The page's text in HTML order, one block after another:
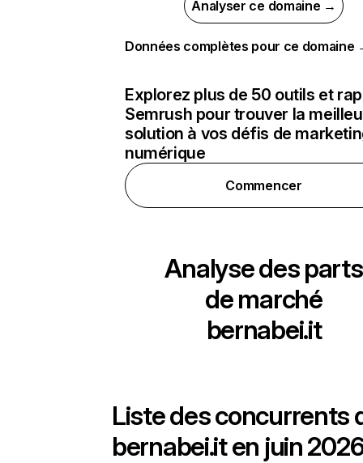
Analyser ce domaine →
Données complètes pour ce domaine
Explorez plus de 50 outils et
Semrush pour trouver la
solution à vos défis de
numérique
Commencer
Analyse des parts
de marché
bernabei.it
Liste des concurrents
bernabei.it en juin